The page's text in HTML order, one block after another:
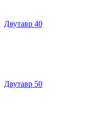
Двутавр 40
Двутавр 50